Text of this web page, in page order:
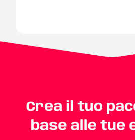
Crea il tuo
base alle tue